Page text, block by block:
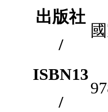
出版社
/
ISBN13
/